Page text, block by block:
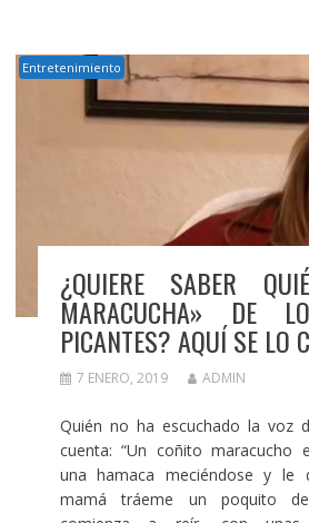
Entretenimiento
¿QUIERE SABER
MARACUCHA» DE
PICANTES? AQUÍ SE LO
7 ENERO, 2019 ADMIN
Quién no ha escuchado la voz
cuenta: “Un coñito maracucho
una hamaca meciéndose y le
mamá tráeme un poquito